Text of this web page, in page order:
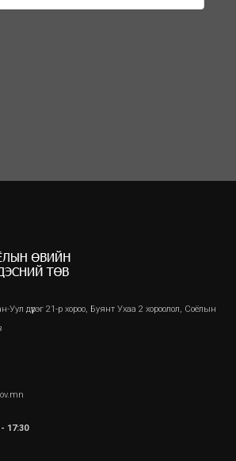
Уул дүүрэг 21-р хороо, Буянт Ухаа 2 хороолол, Соёлын
17:30